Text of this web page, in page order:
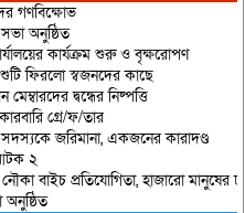
গণবিক্ষোভ
অনুষ্ঠিত
কার্যক্রম শুরু ও বৃক্ষরোপণ
ফিরলো স্বজনদের কাছে
দ্বন্ধের নিষ্পত্তি
গ্রে/ফ/তার
জরিমানা, একজনের কারাদণ্ড
২
বাইচ প্রতিযোগিতা, হাজারো মানুষের
অনুষ্ঠিত